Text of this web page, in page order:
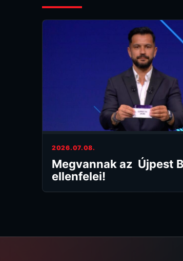
2026.07.08.
Megvannak az Újpest
ellenfelei!